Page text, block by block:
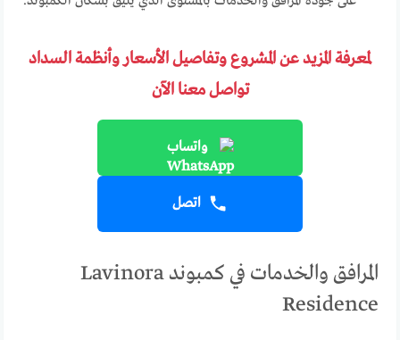
لمعرفة المزيد عن المشروع وتفاصيل الأسعار وأنظمة السداد
تواصل معنا الآن
واتساب
اتصل
المرافق والخدمات في كمبوند Lavinora
Residence